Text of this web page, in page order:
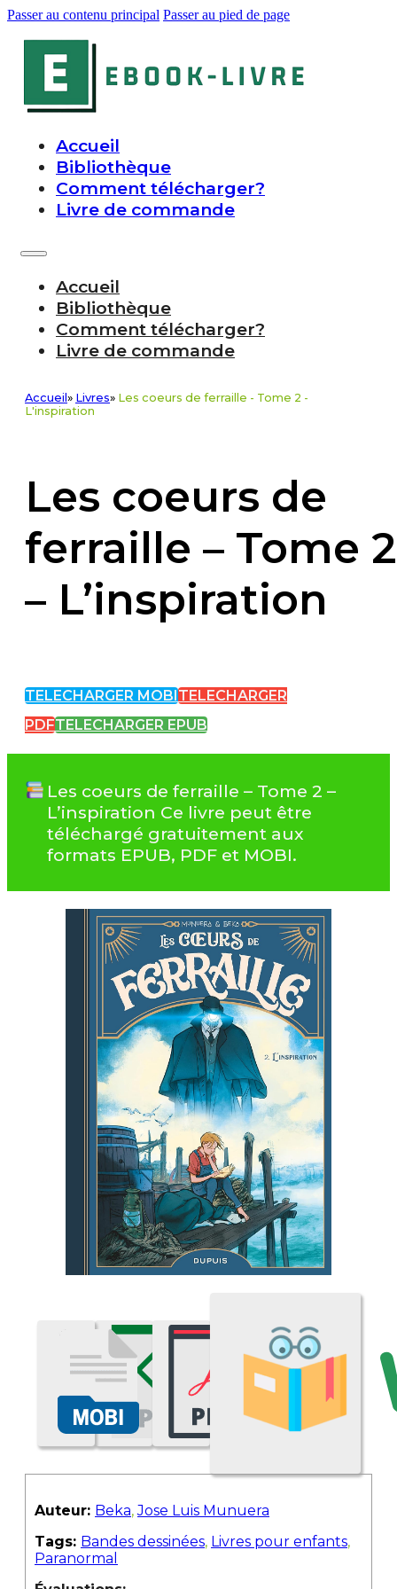
Passer au contenu principal Passer au pied de page
Accueil
Bibliothèque
Comment télécharger?
Livre de commande
Accueil
Bibliothèque
Comment télécharger?
Livre de commande
Accueil » Livres» Les coeurs de ferraille - Tome 2 -
L'inspiration
Les coeurs de
ferraille – Tome 2
– L’inspiration
TELECHARGER MOBI TELECHARGER
PDFTELECHARGER EPUB
Les coeurs de ferraille – Tome 2 –
L’inspiration Ce livre peut être
téléchargé gratuitement aux
formats EPUB, PDF et MOBI.
Auteur: Beka,Jose Luis Munuera
Tags: Bandes dessinées, Livres pour enfants,
Paranormal